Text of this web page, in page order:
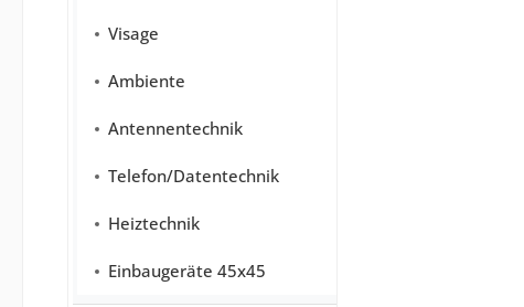
Visage
Ambiente
Antennentechnik
Telefon/Datentechnik
Heiztechnik
Einbaugeräte 45x45